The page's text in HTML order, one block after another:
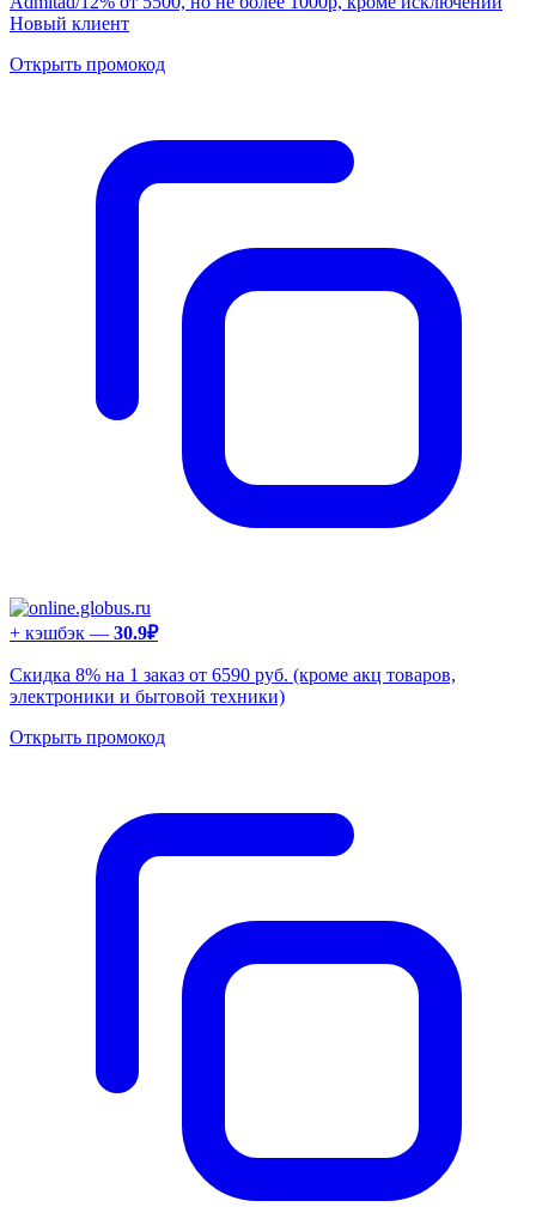
Новый клиент
Открыть промокод
+ кэшбэк — 30.9₽
Скидка 8% на 1 заказ от 6590 руб. (кроме акц товаров,
электроники и бытовой техники)
Открыть промокод